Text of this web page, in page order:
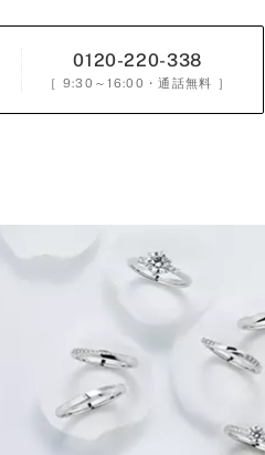
0120-220-338
［ 9:30～16:00 ・通話無料 ］